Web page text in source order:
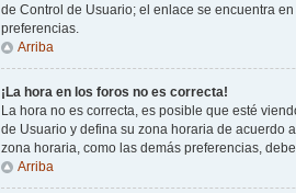
de Control de Usuario; el enlace se encuentra
preferencias.
Arriba
¡La hora en los foros no es correcta!
La hora no es correcta, es posible que esté
de Usuario y defina su zona horaria de acuerdo
zona horaria, como las demás preferencias,
Arriba